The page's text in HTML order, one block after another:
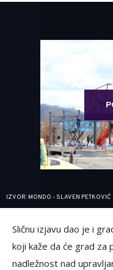
IZVOR: MONDO - SLAVEN PETKOVIĆ
Sličnu izjavu dao je i
koji kaže da će grad
nadležnost nad